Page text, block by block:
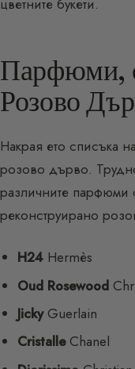
цветните букети.
Парфюми,
Розово
Накрая ето списъка
розово дърво.
различните парфюми
реконструирано
H24 Hermès
Oud Rosewood
JickyGuerlain
CristalleChanel